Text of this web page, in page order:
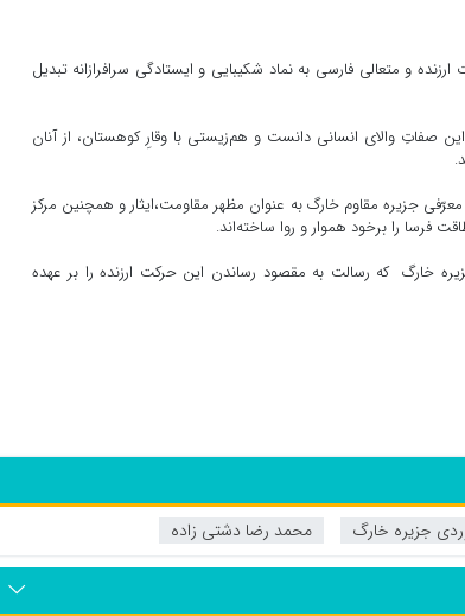
و متعالی فارسی به نماد شکیبایی و ایستادگی سرافرازانه تبدیل
صفاتِ والای انسانی دانست و هم‌زیستی با وقارِ کوهستان، از آنان
جزیره مقاوم خارگ به عنوان مظهر مقاومت،ایثار و همچنین مرکز
فرسا را برخود هموار و روا ساخته‌اند.
خارگ که رسالت به مقصود رساندن این حرکت ارزنده را بر عهده
جزیره خارگ محمد رضا دشتی زاده